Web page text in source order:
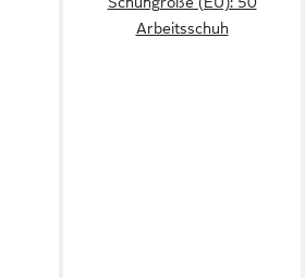
Arbeitsschuh